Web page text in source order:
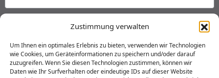
Zustimmung verwalten
Um Ihnen ein optimales Erlebnis zu bieten, verwenden wir Technologien
wie Cookies, um Geräteinformationen zu speichern und/oder darauf
zuzugreifen. Wenn Sie diesen Technologien zustimmen, können wir
Daten wie Ihr Surfverhalten oder eindeutige IDs auf dieser Website
Anmeldung
Ihr Nachname*